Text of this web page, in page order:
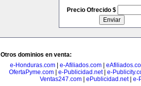
Precio Ofrecido $
Otros dominios en venta:
e-Honduras.com| e-Afiliados.com|
OfertaPyme.com| e-Publicidad.net| e-
Ventas247.com
ePublicidad.net| e-